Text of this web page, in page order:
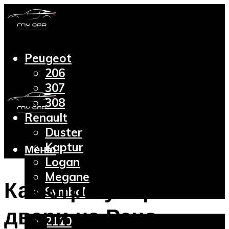
Peugeot
206
307
308
Renault
Duster
Kaptur
Logan
Megane
Symbol
2110
Меню
Как отрегулировать
двери на Рено